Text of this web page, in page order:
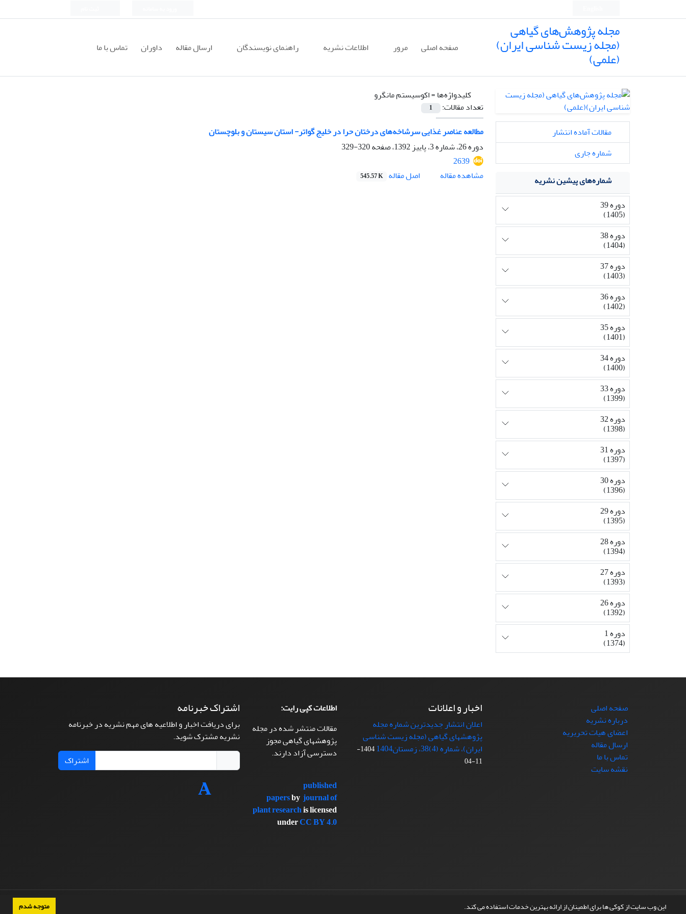
این وب سایت از کوکی ها برای اطمینان از ارائه بهترین خدمات استفاده می کند. متوجه شدم
مجله پژوهش‌های گیاهی
(مجله زیست شناسی ایران)
(علمی) صفحه اصلی مرور اطلاعات نشریه راهنمای نویسندگان ارسال مقاله داوران تماس با ما
کلیدواژه‌ها =اکوسیستم مانگرو
تعداد مقالات:
1
مطالعه عناصر غذایی سرشاخه‌های درختان حرا در خلیج گواتر- استان سیستان و بلوچستان
دوره 26، شماره 3، پاییز 1392، صفحه
320-329
2639
مشاهده مقاله
اصل مقاله 545.57 K
مقالات آماده انتشار
شماره جاری
شماره‌های پیشین نشریه
دوره 39
(1405)
دوره 38
(1404)
دوره 37
(1403)
دوره 36
(1402)
دوره 35
(1401)
دوره 34
(1400)
دوره 33
(1399)
دوره 32
(1398)
دوره 31
(1397)
دوره 30
(1396)
دوره 29
(1395)
دوره 28
(1394)
دوره 27
(1393)
دوره 26
(1392)
دوره 1
(1374)
صفحه اصلی
درباره نشریه
اعضای هیات تحریریه
ارسال مقاله
تماس با ما
نقشه سایت
اخبار و اعلانات
اعلان انتشار جدیدترین شماره مجله
پژوهشهای گیاهی (مجله زیست شناسی
ایران)، شماره (4)38، زمستان1404
1404-
11-04
اطلاعات کپی رایت:
مقالات منتشر شده در مجله
پژوهشهای گیاهی مجوز
دسترسی آزاد دارند.
published
papersbyjournal of
plant researchis licensed
underCC BY 4.0
اشتراک خبرنامه
برای دریافت اخبار و اطلاعیه های مهم نشریه در خبرنامه
نشریه مشترک شوید.
اشتراک
© سامانه مدیریت نشریات علمی.طراحی و پیاده سازی از